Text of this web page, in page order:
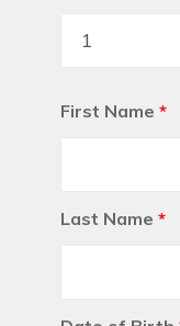
First Name *
Last Name *